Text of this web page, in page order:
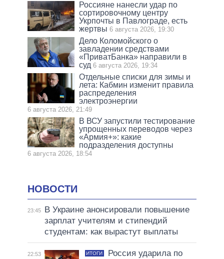
Россияне нанесли удар по
сортировочному центру
Укрпочты в Павлограде, есть
жертвы 6 августа 2026, 19:30
Дело Коломойского о
завладении средствами
«ПриватБанка» направили в
суд 6 августа 2026, 19:34
Отдельные списки для зимы и
лета: Кабмин изменит правила
распределения
электроэнергии
6 августа 2026, 21:49
В ВСУ запустили тестирование
упрощенных переводов через
«Армия+»: какие
подразделения доступны
6 августа 2026, 18:54
НОВОСТИ
23:45
В Украине анонсировали повышение
зарплат учителям и стипендий
студентам: как вырастут выплаты
22:53 ИТОГИ
Россия ударила по